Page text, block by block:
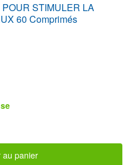
STIMULER LA
60 Comprimés
au panier